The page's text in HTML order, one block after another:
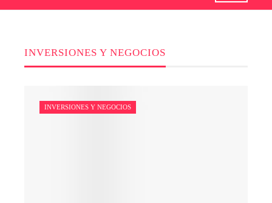
INVERSIONES Y NEGOCIOS
INVERSIONES Y NEGOCIOS